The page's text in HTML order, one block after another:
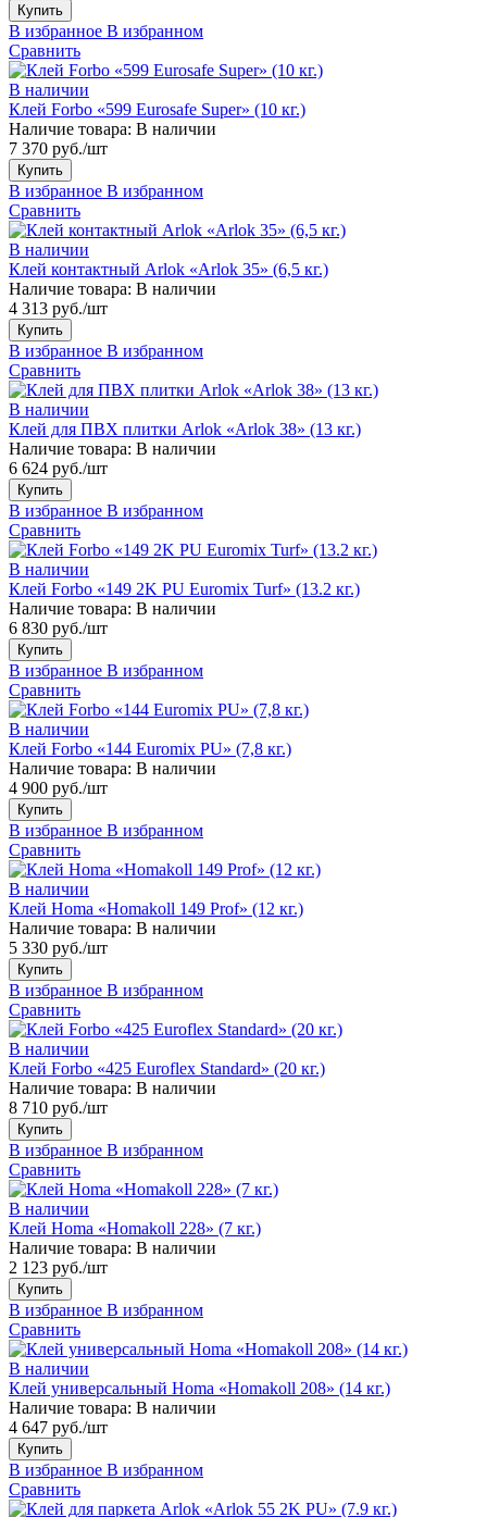
Купить
В избранное В избранном
Сравнить
В наличии
Клей Forbo «599 Eurosafe Super» (10 кг.)
Наличие товара: В наличии
7 370 руб./шт
Купить
В избранное В избранном
Сравнить
В наличии
Клей контактный Arlok «Arlok 35» (6,5 кг.)
Наличие товара: В наличии
4 313 руб./шт
Купить
В избранное В избранном
Сравнить
В наличии
Клей для ПВХ плитки Arlok «Arlok 38» (13 кг.)
Наличие товара: В наличии
6 624 руб./шт
Купить
В избранное В избранном
Сравнить
В наличии
Клей Forbo «149 2K PU Euromix Turf» (13.2 кг.)
Наличие товара: В наличии
6 830 руб./шт
Купить
В избранное В избранном
Сравнить
В наличии
Клей Forbo «144 Euromix PU» (7,8 кг.)
Наличие товара: В наличии
4 900 руб./шт
Купить
В избранное В избранном
Сравнить
В наличии
Клей Homa «Homakoll 149 Prof» (12 кг.)
Наличие товара: В наличии
5 330 руб./шт
Купить
В избранное В избранном
Сравнить
В наличии
Клей Forbo «425 Euroflex Standard» (20 кг.)
Наличие товара: В наличии
8 710 руб./шт
Купить
В избранное В избранном
Сравнить
В наличии
Клей Homa «Homakoll 228» (7 кг.)
Наличие товара: В наличии
2 123 руб./шт
Купить
В избранное В избранном
Сравнить
В наличии
Клей универсальный Homa «Homakoll 208» (14 кг.)
Наличие товара: В наличии
4 647 руб./шт
Купить
В избранное В избранном
Сравнить